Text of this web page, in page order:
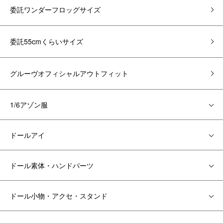
委託ワンダーフロッグサイズ
委託55cmくらいサイズ
グルーヴオフィシャルアウトフィット
1/6アゾン服
ドールアイ
ドール素体・ハンドパーツ
ドール小物・アクセ・スタンド